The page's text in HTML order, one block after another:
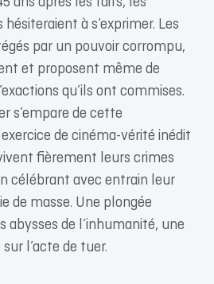
à s’exprimer. Les
par un pouvoir corrompu,
et proposent même de
qu’ils ont commises.
s’empare de cette
de cinéma-vérité inédit
fièrement leurs crimes
célébrant avec entrain leur
de masse. Une plongée
abysses de l’inhumanité, une
l’acte de tuer.